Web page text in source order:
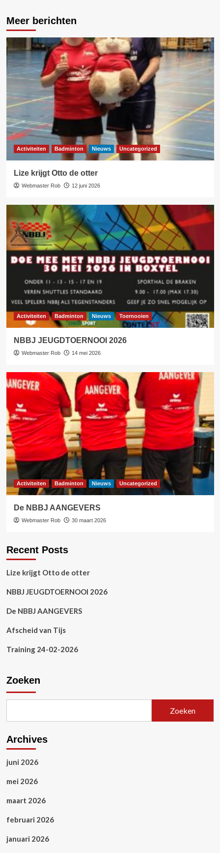
Meer berichten
Activiteiten Badminton Nieuws Uncategorized
Lize krijgt Otto de otter
Webmaster Rob 12 juni 2026
Activiteiten Badminton Nieuws Toernooien
NBBJ JEUGDTOERNOOI 2026
Webmaster Rob 14 mei 2026
Activiteiten Badminton Nieuws Uncategorized
De NBBJ AANGEVERS
Webmaster Rob 30 maart 2026
Recent Posts
Lize krijgt Otto de otter
NBBJ JEUGDTOERNOOI 2026
De NBBJ AANGEVERS
Afscheid van Tijs
Training 24-02-2026
Zoeken
Zoeken
Archives
juni 2026
mei 2026
maart 2026
februari 2026
januari 2026